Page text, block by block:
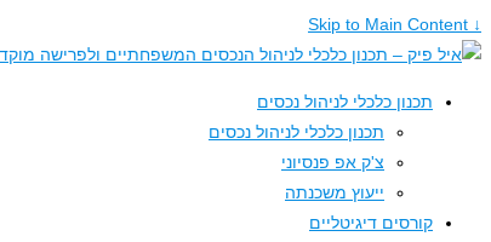
↓ Skip to Main Content
תכנון כלכלי לניהול נכסים
תכנון כלכלי לניהול נכסים
צ'ק אפ פנסיוני
ייעוץ משכנתה
קורסים דיגיטליים